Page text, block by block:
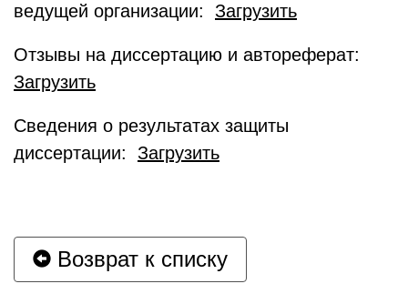
ведущей организации: Загрузить
Отзывы на диссертацию и автореферат:
Загрузить
Сведения о результатах защиты
диссертации: Загрузить
Возврат к списку